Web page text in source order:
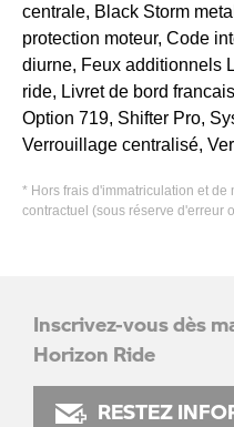
centrale, Black Storm
protection moteur, Code
diurne, Feux additionnels
ride, Livret de bord
Option 719, Shifter Pro,
Verrouillage centralisé,
* Hors frais d'immatriculation et de
contractuel (sous réserve d'erreur
Inscrivez-vous dès
Horizon Ride
RESTEZ